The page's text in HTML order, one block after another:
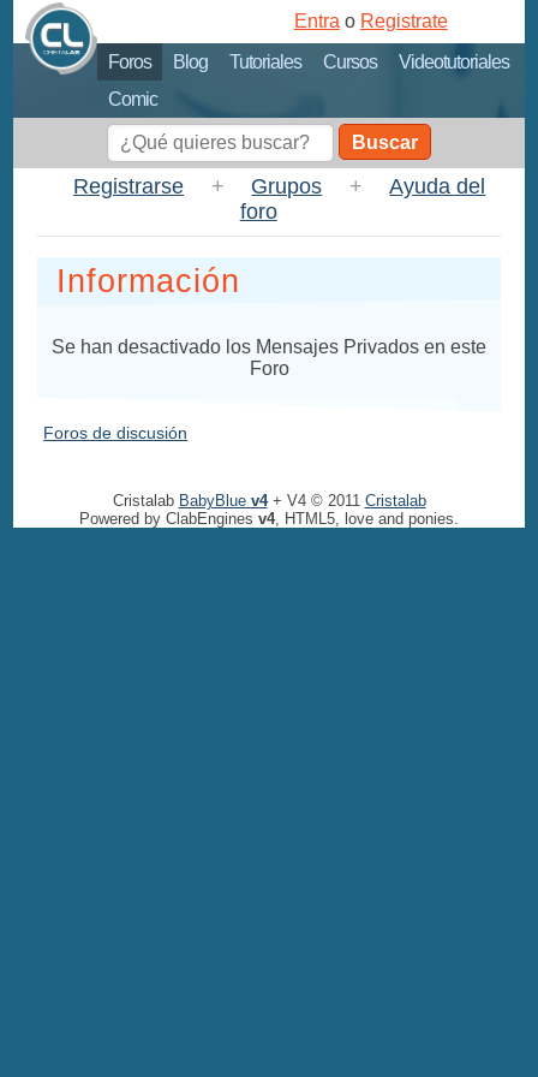
Foros Blog Tutoriales Cursos
Videotutoriales
Comic
Entra o Registrate
Buscar
Registrarse + Grupos +
Ayuda del
foro
Información
Se han desactivado los Mensajes Privados en este
Foro
Foros de discusión
Cristalab BabyBlue v4+ V4 © 2011 Cristalab
Powered by ClabEngines v4, HTML5, love and ponies.